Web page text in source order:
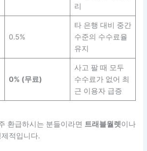
리
0.5%
타 은행 대비 중간
수준의 수수료율
유지
0% (무료)
사고 팔 때 모두
수수료가 없어 최
근 이용자 급증
환급하시는 분들이라면 트래블월렛이나
적입니다.